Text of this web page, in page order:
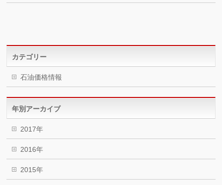
カテゴリー
石油価格情報
年別アーカイブ
2017年
2016年
2015年